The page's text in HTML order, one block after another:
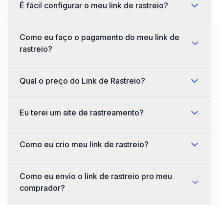
É fácil configurar o meu link de rastreio?
Como eu faço o pagamento do meu link de
rastreio?
Qual o preço do Link de Rastreio?
Eu terei um site de rastreamento?
Como eu crio meu link de rastreio?
Como eu envio o link de rastreio pro meu
comprador?